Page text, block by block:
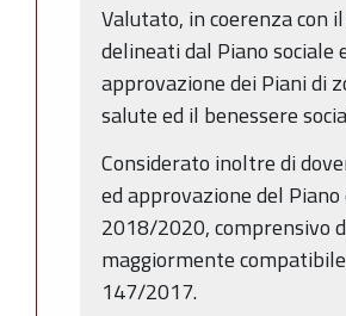
Valutato, in coerenza con
delineati dal Piano sociale
approvazione dei Piani di
salute ed il benessere
Considerato inoltre di
ed approvazione del
2018/2020, comprensivo
maggiormente
147/2017.